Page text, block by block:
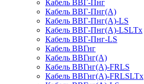
Кабель ВВГ-Пнг
Кабель ВВГ-Пнг(А)
Кабель ВВГ-Пнг(А)-LS
Кабель ВВГ-Пнг(А)-LSLTx
Кабель ВВГ-Пнг-LS
Кабель ВВГнг
Кабель ВВГнг(А)
Кабель ВВГнг(А)-FRLS
Кабель ВВГнг(А)-FRLSLTx